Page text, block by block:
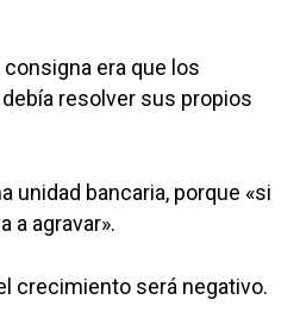
era que los
resolver sus propios
unidad bancaria, porque «si
a agravar».
crecimiento será negativo.